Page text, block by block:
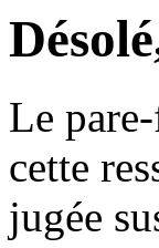
Le
cette
jugée